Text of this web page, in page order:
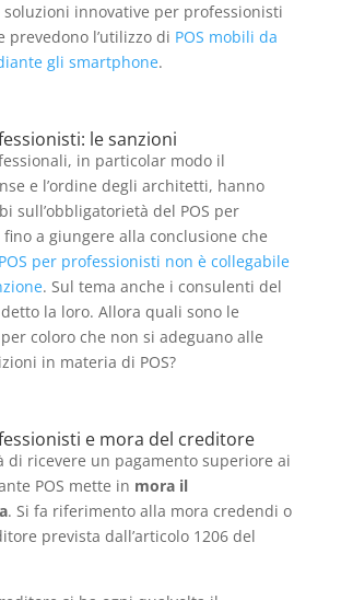
innovative per professionisti
prevedono l’utilizzo di POS mobili da
gli smartphone.
le sanzioni
in particolar modo il
e l’ordine degli architetti, hanno
sull’obbligatorietà del POS per
a giungere alla conclusione che
POS per professionisti non è collegabile
. Sul tema anche i consulenti del
la loro. Allora quali sono le
coloro che non si adeguano alle
in materia di POS?
e mora del creditore
di ricevere un pagamento superiore ai
POS mette in mora il
. Si fa riferimento alla mora credendi o
prevista dall’articolo 1206 del